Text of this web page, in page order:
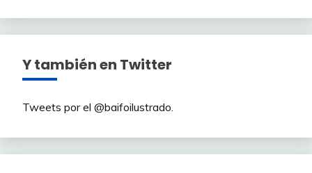
Y también en Twitter
Tweets por el @baifoilustrado.